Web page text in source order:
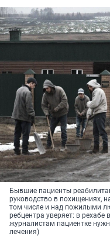
Бывшие пациенты
руководство в похищениях,
том числе и над пожилыми
ребцентра уверяет: в рехабе
журналистам пациентке
лечения)